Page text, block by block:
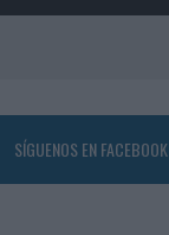
SÍGUENOS EN FACEBOOK